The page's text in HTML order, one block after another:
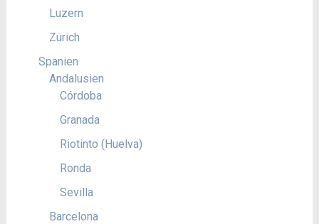
Luzern
Zürich
Spanien
Andalusien
Córdoba
Granada
Riotinto (Huelva)
Ronda
Sevilla
Barcelona